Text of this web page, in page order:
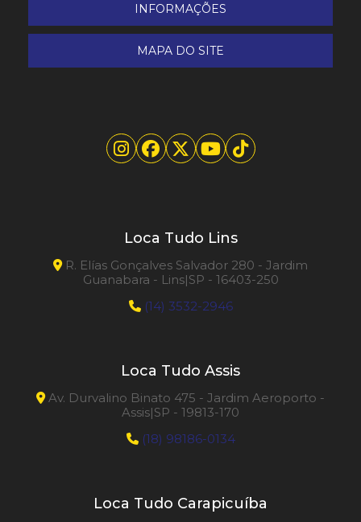
INFORMAÇÕES
MAPA DO SITE
Loca Tudo Lins
R. Elías Gonçalves Salvador 280 - Jardim
Guanabara - Lins|SP - 16403-250
(14) 3532-2946
Loca Tudo Assis
Av. Durvalino Binato 475 - Jardim Aeroporto -
Assis|SP - 19813-170
(18) 98186-0134
Loca Tudo Carapicuíba